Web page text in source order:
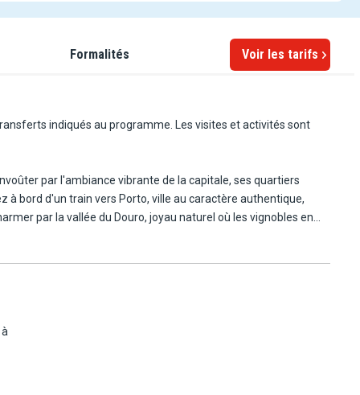
Formalités Voir les tarifs
indiqués au programme. Les visites et activités sont
par l'ambiance vibrante de la capitale, ses quartiers
par la vallée du Douro, joyau naturel où les vignobles en
et gastronomie, pour une immersion inoubliable au cœur du